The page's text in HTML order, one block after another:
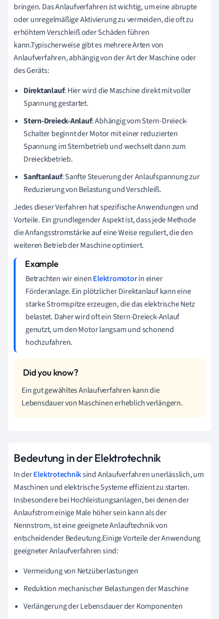
bringen. Das Anlaufverfahren ist wichtig, um eine abrupte
oder unregelmäßige Aktivierung zu vermeiden, die oft zu
erhöhtem Verschleiß oder Schäden führen
kann.Typischerweise gibt es mehrere Arten von
Anlaufverfahren, abhängig von der Art der Maschine oder
des Geräts:
Direktanlauf: Hier wird die Maschine direkt mit voller
Spannung gestartet.
Stern-Dreieck-Anlauf: Abhängig vom Stern-Dreieck-
Schalter beginnt der Motor mit einer reduzierten
Spannung im Sternbetrieb und wechselt dann zum
Dreieckbetrieb.
Sanftanlauf: Sanfte Steuerung der Anlaufspannung zur
Reduzierung von Belastung und Verschleiß.
Jedes dieser Verfahren hat spezifische Anwendungen und
Vorteile. Ein grundlegender Aspekt ist, dass jede Methode
die Anfangsstromstärke auf eine Weise reguliert, die den
weiteren Betrieb der Maschine optimiert.
Betrachten wir einenElektromotorin einer
Förderanlage. Ein plötzlicher Direktanlauf kann eine
starke Stromspitze erzeugen, die das elektrische Netz
belastet. Daher wird oft ein Stern-Dreieck-Anlauf
genutzt, um den Motor langsam und schonend
hochzufahren.
Ein gut gewähltes Anlaufverfahren kann die
Lebensdauer von Maschinen erheblich verlängern.
Bedeutung in der Elektrotechnik
In derElektrotechniksind Anlaufverfahren unerlässlich, um
Maschinen und elektrische Systeme effizient zu starten.
Insbesondere bei Hochleistungsanlagen, bei denen der
Anlaufstrom einige Male höher sein kann als der
Nennstrom, ist eine geeignete Anlauftechnik von
entscheidender Bedeutung.Einige Vorteile der Anwendung
geeigneter Anlaufverfahren sind:
Vermeidung von Netzüberlastungen
Reduktion mechanischer Belastungen der Maschine
Verlängerung der Lebensdauer der Komponenten